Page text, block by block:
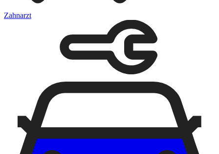
Zahnarzt